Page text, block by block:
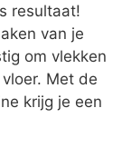
resultaat!
van je
om vlekken
Met de
krijg je een